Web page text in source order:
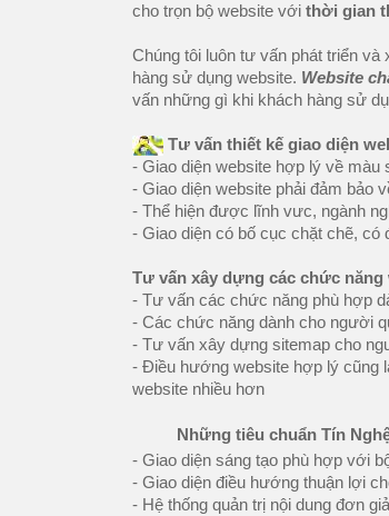
cho trọn bộ website với thời gian
Chúng tôi luôn tư vấn phát triển
hàng sử dụng website. Website
vấn những gì khi khách hàng sử
Tư vấn thiết kế giao diện
- Giao diện website hợp lý về màu
- Giao diện website phải đảm bảo
- Thể hiện được lĩnh vưc, ngành
- Giao diện có bố cục chặt chẽ, có
Tư vấn xây dựng các chức
- Tư vấn các chức năng phù hợp
- Các chức năng dành cho người
- Tư vấn xây dựng sitemap cho
- Điều hướng website hợp lý cũng
website nhiều hơn
Những tiêu chuẩn Tín
- Giao diện sáng tạo phù hợp với
- Giao diện điều hướng thuận lợi
- Hệ thống quản trị nội dung đơn